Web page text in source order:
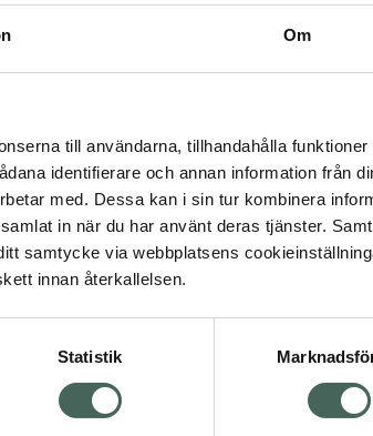
Om
till användarna, tillhandahålla funktioner
identifierare och annan information från
med. Dessa kan i sin tur kombinera
in när du har använt deras tjänster.
samtycke via webbplatsens
innan återkallelsen.
Statistik
Redskap Sets
Skivstång 4 12
Kabelmaskin 4 12
Hantel 12